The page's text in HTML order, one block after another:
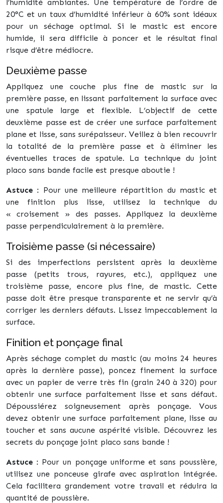
l’humidité ambiantes. Une température de l’ordre de
20°C et un taux d’humidité inférieur à 60% sont idéaux
pour un séchage optimal. Si le mastic est encore
humide, il sera difficile à poncer et le résultat final
risque d’être médiocre.
Deuxième passe
Appliquez une couche plus fine de mastic sur la
première passe, en lissant parfaitement la surface avec
une spatule large et flexible. L’objectif de cette
deuxième passe est de créer une surface parfaitement
plane et lisse, sans surépaisseur. Veillez à bien recouvrir
la totalité de la première passe et à éliminer les
éventuelles traces de spatule. La technique du joint
placo sans bande facile est presque aboutie !
Astuce : Pour une meilleure répartition du mastic et
une finition plus lisse, utilisez la technique du
« croisement » des passes. Appliquez la deuxième
passe perpendiculairement à la première.
Troisième passe (si nécessaire)
Si des imperfections persistent après la deuxième
passe (petits trous, rayures, etc.), appliquez une
troisième passe, encore plus fine, de mastic. Cette
passe doit être presque transparente et ne servir qu’à
corriger les derniers défauts. Lissez impeccablement la
surface.
Finition et ponçage final
Après séchage complet du mastic (au moins 24 heures
après la dernière passe), poncez finement la surface
avec un papier de verre très fin (grain 240 à 320) pour
obtenir une surface parfaitement lisse et sans défaut.
Dépoussiérez soigneusement après ponçage. Vous
devez obtenir une surface parfaitement plane, lisse au
toucher et sans aucune aspérité visible. Découvrez les
secrets du ponçage joint placo sans bande !
Astuce : Pour un ponçage uniforme et sans poussière,
utilisez une ponceuse girafe avec aspiration intégrée.
Cela facilitera grandement votre travail et réduira la
quantité de poussière.